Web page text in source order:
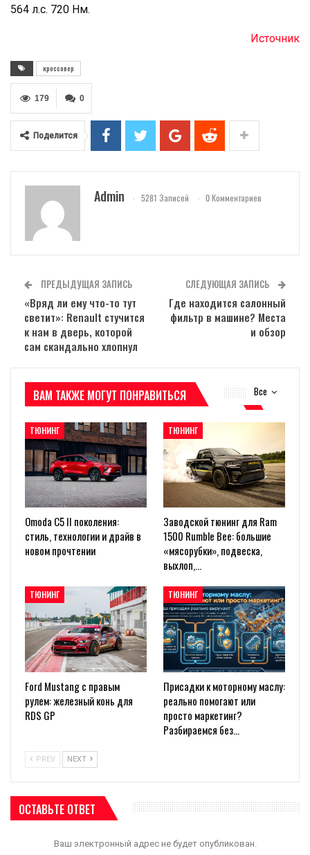
564 л.с. 720 Нм.
Источник
кроссовер
0
179
Поделится
Admin 5281 Записей 0 Комментариев
ПРЕДЫДУЩАЯ ЗАПИСЬ
«Вряд ли ему что-то тут
светит»: Renault стучится
к нам в дверь, которой
сам скандально хлопнул
СЛЕДУЮЩАЯ ЗАПИСЬ
Где находится салонный
фильтр в машине? Места
и обзор
Все
ВАМ ТАКЖЕ МОГУТ ПОНРАВИТЬСЯ
ТЮНИНГ
Omoda C5 II поколения:
стиль, технологии и драйв в
новом прочтении
ТЮНИНГ
Заводской тюнинг для Ram
1500 Rumble Bee: большие
«мясорубки», подвеска,
выхлоп,…
ТЮНИНГ
Ford Mustang с правым
рулем: железный конь для
RDS GP
ТЮНИНГ
Присадки к моторному маслу:
реально помогают или
просто маркетинг?
Разбираемся без…
PREV NEXT
ОСТАВЬТЕ ОТВЕТ
Ваш электронный адрес не будет опубликован.